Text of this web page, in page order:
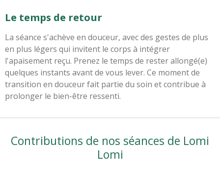
Le temps de retour
La séance s'achève en douceur, avec des gestes de plus
en plus légers qui invitent le corps à intégrer
l'apaisement reçu. Prenez le temps de rester allongé(e)
quelques instants avant de vous lever. Ce moment de
transition en douceur fait partie du soin et contribue à
prolonger le bien-être ressenti.
Contributions de nos séances de Lomi
Lomi